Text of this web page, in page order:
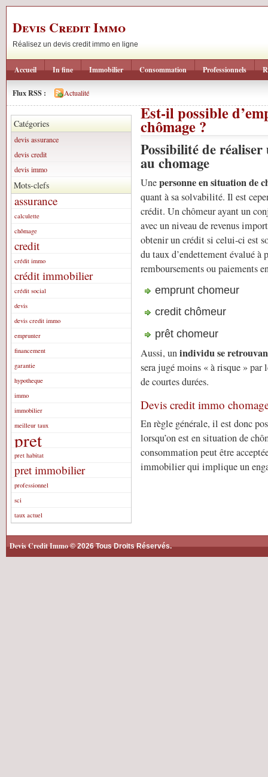
Devis Credit Immo
Réalisez un devis credit immo en ligne
Accueil In fine Immobilier Consommation Professionnels
Flux RSS : Actualité
Catégories
devis assurance
devis credit
devis immo
Mots-clefs
assurance
calculette
chômage
credit
crédit immo
crédit immobilier
crédit social
devis
devis credit immo
emprunter
financement
garantie
hypotheque
immo
immobilier
meilleur taux
pret
pret habitat
pret immobilier
professionnel
sci
taux actuel
Est-il possible
chômage ?
Possibilité de
au chomage
Unepersonne en situation de
quant à sa solvabilité. Il est
crédit. Un chômeur ayant un
avec un niveau de revenus
obtenir un crédit si celui-ci est
du taux d’endettement évalué à
remboursements ou paiements
emprunt chomeur
credit chômeur
prêt chomeur
Aussi, unindividu se
sera jugé moins « à risque » par
de courtes durées.
Devis credit immo
En règle générale, il est donc
lorsqu’on est en situation de
consommation peut être
immobilier qui implique un
Devis Credit Immo© 2026 Tous Droits Réservés.